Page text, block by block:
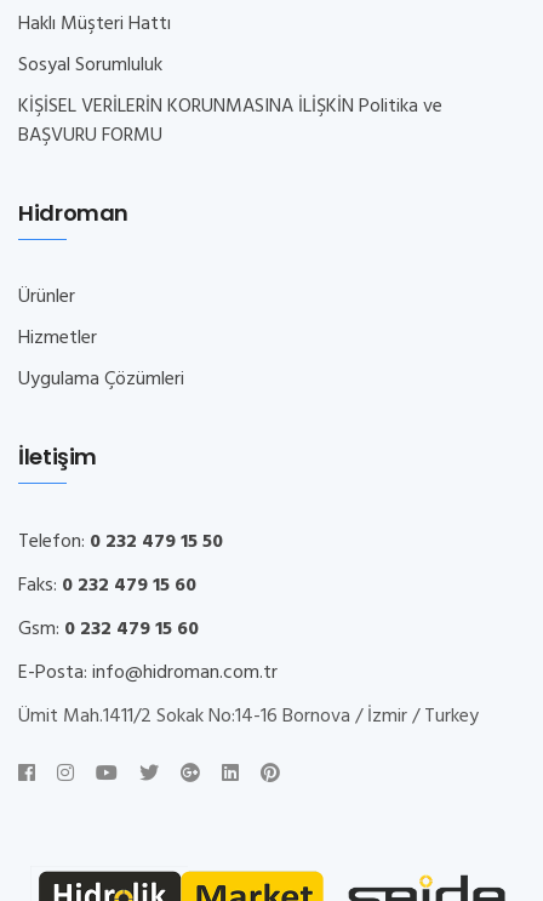
Haklı Müşteri Hattı
Sosyal Sorumluluk
KİŞİSEL VERİLERİN KORUNMASINA İLİŞKİN Politika ve
BAŞVURU FORMU
Hidroman
Ürünler
Hizmetler
Uygulama Çözümleri
İletişim
Telefon: 0 232 479 15 50
Faks: 0 232 479 15 60
Gsm: 0 232 479 15 60
E-Posta:info@hidroman.com.tr
Ümit Mah.1411/2 Sokak No:14-16 Bornova / İzmir / Turkey